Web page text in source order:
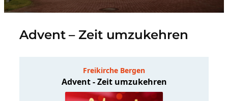
Advent – Zeit umzukehren